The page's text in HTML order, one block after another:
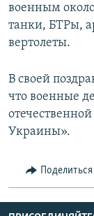
военным
танки, БТРы,
вертолеты.
В своей
что военные
Украины».
Поделиться